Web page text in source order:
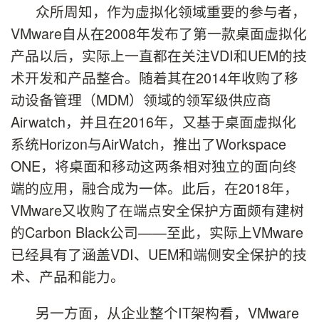
众所周知，作为虚拟化领域重要的参与者，
VMware自从在2008年发布了第一款桌面虚拟化
产品以后，实际上一直都在关注VDI和UEM的技
术开发和产品整合。随着其在2014年收购了移
动设备管理（MDM）领域的领军级供应商
Airwatch，并且在2016年，又基于桌面虚拟化
系统Horizon与AirWatch，推出了Workspace
ONE，将桌面和移动这两条相对独立的面向终
端的应用，融合成为一体。此后，在2018年，
VMware又收购了在端点安全保护方面颇有建树
的Carbon Black公司——至此，实际上VMware
已经具有了涵盖VDI、UEM和端侧安全保护的技
术、产品和能力。
另一方面，从企业整个IT架构看，VMware